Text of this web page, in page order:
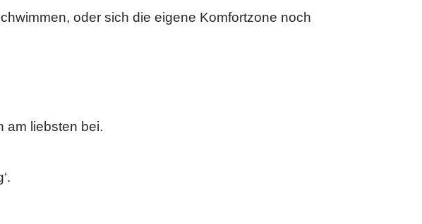
oder sich die eigene Komfortzone noch
am liebsten bei.